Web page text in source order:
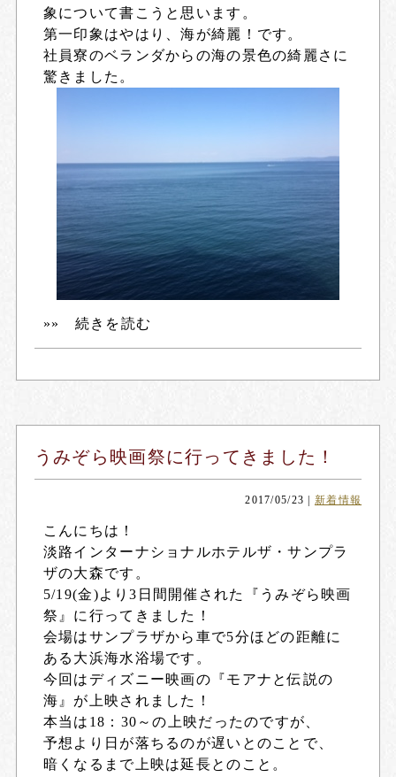
象について書こうと思います。
第一印象はやはり、海が綺麗！です。
社員寮のベランダからの海の景色の綺麗さに
驚きました。
»» 続きを読む
うみぞら映画祭に行ってきました！
2017/05/23 新着情報
こんにちは！
淡路インターナショナルホテルザ・サンプラ
ザの大森です。
5/19(金)より3日間開催された『うみぞら映画
祭』に行ってきました！
会場はサンプラザから車で5分ほどの距離に
ある大浜海水浴場です。
今回はディズニー映画の『モアナと伝説の
海』が上映されました！
本当は18：30～の上映だったのですが、
予想より日が落ちるのが遅いとのことで、
暗くなるまで上映は延長とのこと。